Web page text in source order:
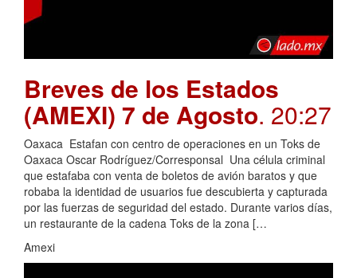
Breves de los Estados
(AMEXI) 7 de Agosto. 20:27
Oaxaca Estafan con centro de operaciones en un Toks de
Oaxaca Oscar Rodríguez/Corresponsal Una célula criminal
que estafaba con venta de boletos de avión baratos y que
robaba la identidad de usuarios fue descubierta y capturada
por las fuerzas de seguridad del estado. Durante varios días,
un restaurante de la cadena Toks de la zona […
Amexi